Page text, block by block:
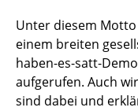
Unter diesem
einem breiten
haben-es-satt-
aufgerufen. Auch
sind dabei und